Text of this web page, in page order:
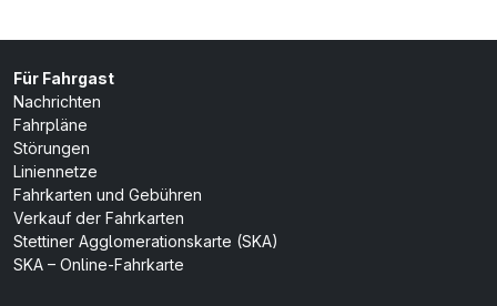
Für Fahrgast
Nachrichten
Fahrpläne
Störungen
Liniennetze
Fahrkarten und Gebühren
Verkauf der Fahrkarten
Stettiner Agglomerationskarte (SKA)
SKA – Online-Fahrkarte